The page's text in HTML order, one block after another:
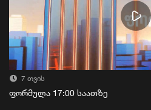
7 თვის
ფორმულა 17:00 საათზე